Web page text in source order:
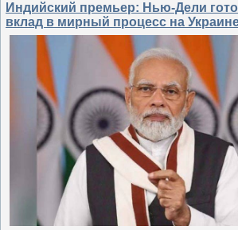
Индийский премьер: Нью-Дели
вклад в мирный процесс на